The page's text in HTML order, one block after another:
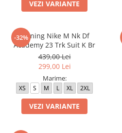
Bluze fotbal copii
Geci si veste fotbal copii
Imbracaminte fotbal femei
Tricouri fotbal femei
Sorturi fotbal femei
Pantaloni lungi fotbal femei
Echipament portar
VEZI VARIANTE
-32%
Trening Nike M Nk Df
Academy 23 Trk Suit K Br
439,00 Lei
299,00 Lei
Marime:
XS S M L XL 2XL
VEZI VARIANTE